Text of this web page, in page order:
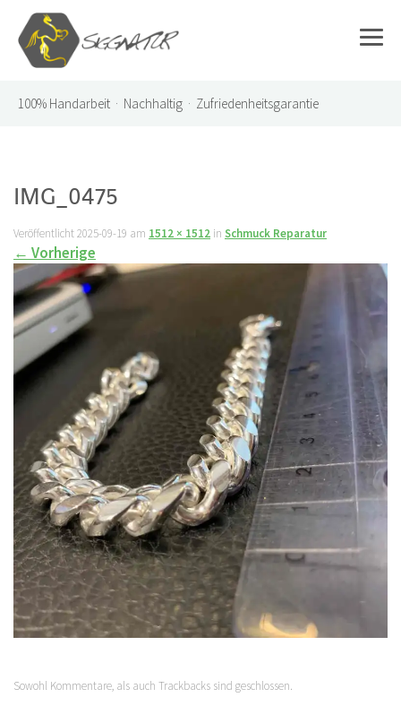
100% Handarbeit · Nachhaltig · Zufriedenheitsgarantie
IMG_0475
Veröffentlicht2025-09-19 am 1512 × 1512 in Schmuck Reparatur
← Vorherige
Sowohl Kommentare, als auch Trackbacks sind geschlossen.